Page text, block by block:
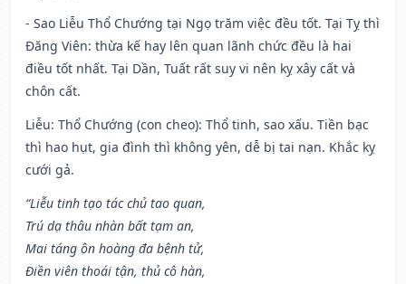
- Sao Liễu Thổ Chướng tại Ngọ trăm việc đều tốt. Tại Tỵ thì
Đăng Viên: thừa kế hay lên quan lãnh chức đều là hai
điều tốt nhất. Tại Dần, Tuất rất suy vi nên kỵ xây cất và
chôn cất.
Liễu: Thổ Chướng (con cheo): Thổ tinh, sao xấu. Tiền bạc
thì hao hụt, gia đình thì không yên, dễ bị tai nạn. Khắc kỵ
cưới gả.
“Liễu tinh tạo tác chủ tao quan,
Trú dạ thâu nhàn bất tạm an,
Mai táng ôn hoàng đa bệnh tử,
Điền viên thoái tận, thủ cô hàn,